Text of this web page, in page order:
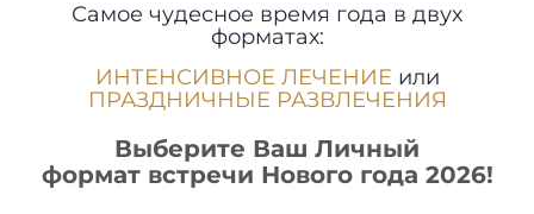
Самое чудесное время года в двух
форматах:
ИНТЕНСИВНОЕ ЛЕЧЕНИЕ или
ПРАЗДНИЧНЫЕ РАЗВЛЕЧЕНИЯ
Выберите Ваш Личный
формат встречи Нового года 2026!